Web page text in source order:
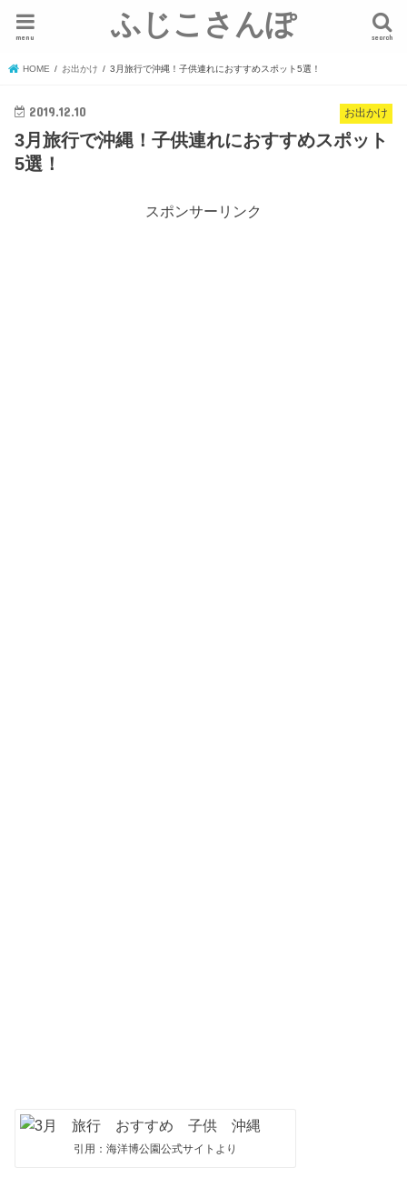
ふじこさんぽ search
menu
HOME お出かけ 3月旅行で沖縄！子供連れにおすすめスポット5選！
お出かけ
2019.12.10
3月旅行で沖縄！子供連れにおすすめスポット
5選！
スポンサーリンク
引用：海洋博公園公式サイトより